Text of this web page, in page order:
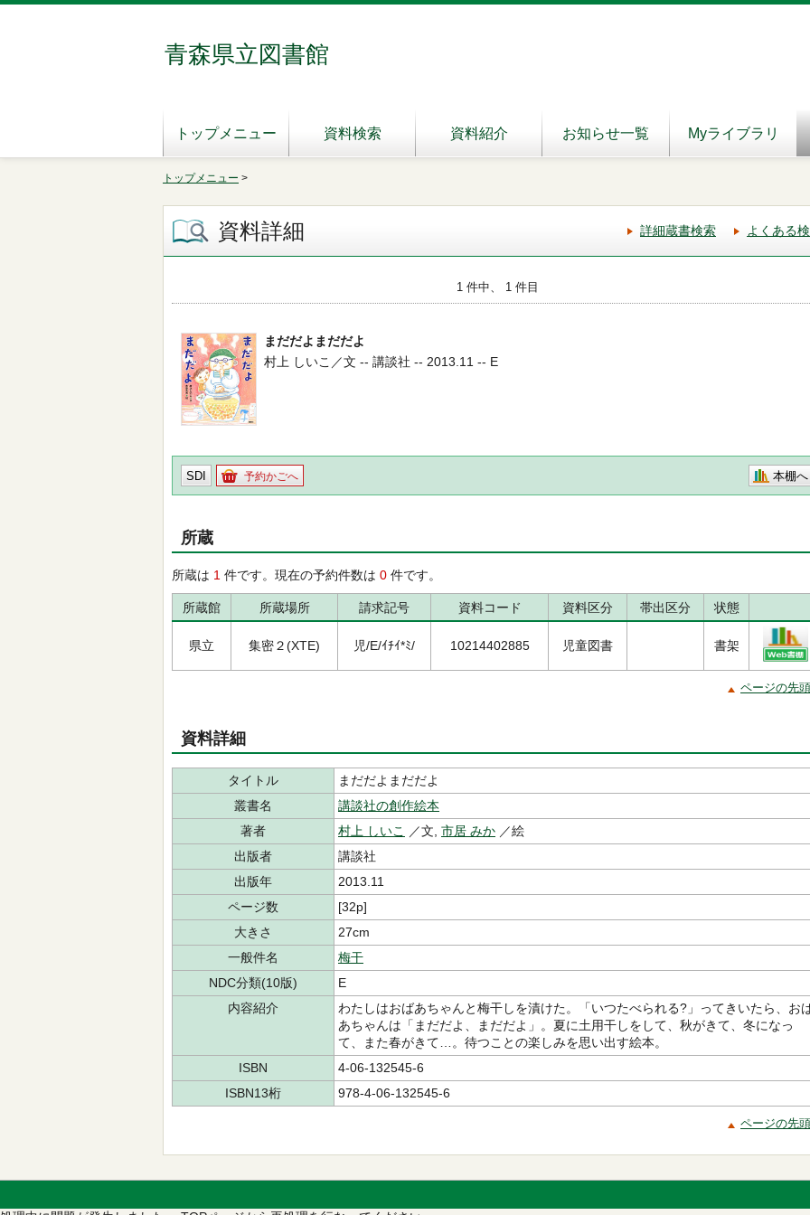
青森県立図書館
トップメニュー 資料検索 資料紹介 お知らせ一覧 Myライブラリ
トップメニュー >
資料詳細 詳細蔵書検索 よくある
1 件中、 1 件目
まだだよまだだよ
村上 しいこ／文 -- 講談社 -- 2013.11 -- E
SDI 予約かごへ 本棚へ
所蔵
所蔵は 1 件です。現在の予約件数は 0 件です。
所蔵館 所蔵場所 請求記号 資料コード 資料区分 帯出区分 状態
県立 集密２(XTE) 児/E/ｲﾁｲ*ﾐ/ 10214402885 児童図書 書架
ページの先
資料詳細
タイトル
まだだよまだだよ
叢書名
講談社の創作絵本
著者
村上 しいこ ／文, 市居 みか ／絵
出版者
講談社
出版年
2013.11
ページ数
[32p]
大きさ
27cm
一般件名
梅干
NDC分類(10版)
E
内容紹介
わたしはおばあちゃんと梅干しを漬けた。「いつたべられる?」ってきいたら、お
あちゃんは「まだだよ、まだだよ」。夏に土用干しをして、秋がきて、冬になっ
て、また春がきて…。待つことの楽しみを思い出す絵本。
ISBN
4-06-132545-6
ISBN13桁
978-4-06-132545-6
ページの先